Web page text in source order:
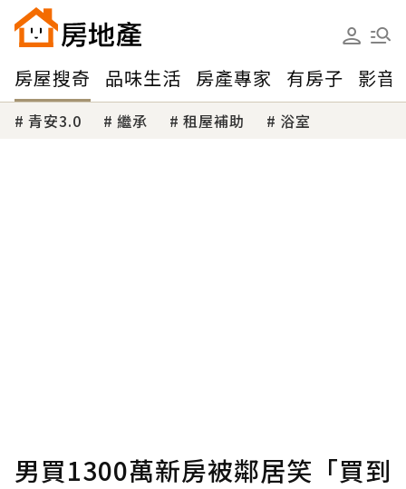
房屋搜奇 品味生活 房產專家 有房子 影音
青安3.0 繼承 租屋補助 浴室
男買1300萬新房被鄰居笑「買到